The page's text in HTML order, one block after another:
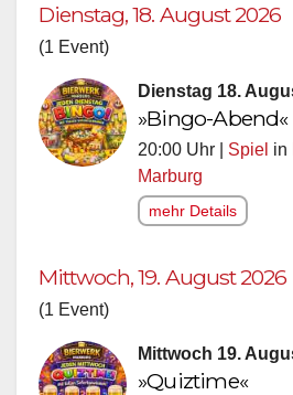
Dienstag, 18. August 2026
(1 Event)
Dienstag 18.
»Bingo-Abend«
20:00 Uhr | Spiel in
Marburg
mehr Details
Mittwoch, 19. August 2026
(1 Event)
Mittwoch 19.
»Quiztime«